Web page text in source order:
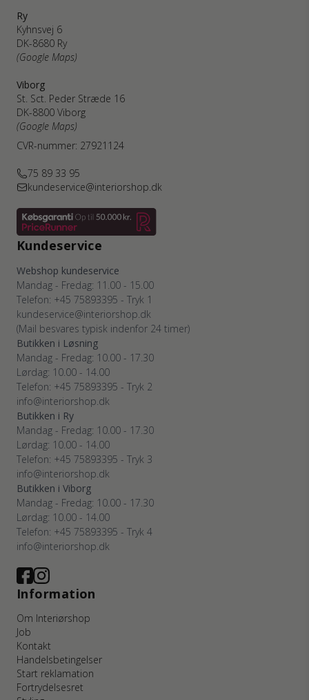
Ry
Kyhnsvej 6
DK-8680 Ry
(Google Maps)
Viborg
St. Sct. Peder Stræde 16
DK-8800 Viborg
(Google Maps)
CVR-nummer: 27921124
75 89 33 95
kundeservice@interiorshop.dk
Kundeservice
Webshop kundeservice
Mandag - Fredag: 11.00 - 15.00
Telefon: +45 75893395 - Tryk 1
kundeservice@interiorshop.dk
(Mail besvares typisk indenfor 24 timer)
Butikken i Løsning
Mandag - Fredag: 10.00 - 17.30
Lørdag: 10.00 - 14.00
Telefon: +45 75893395 - Tryk 2
info@interiorshop.dk
Butikken i Ry
Mandag - Fredag: 10.00 - 17.30
Lørdag: 10.00 - 14.00
Telefon: +45 75893395 - Tryk 3
info@interiorshop.dk
Butikken i Viborg
Mandag - Fredag: 10.00 - 17.30
Lørdag: 10.00 - 14.00
Telefon: +45 75893395 - Tryk 4
info@interiorshop.dk
Information
Om Interiørshop
Job
Kontakt
Handelsbetingelser
Start reklamation
Fortrydelsesret